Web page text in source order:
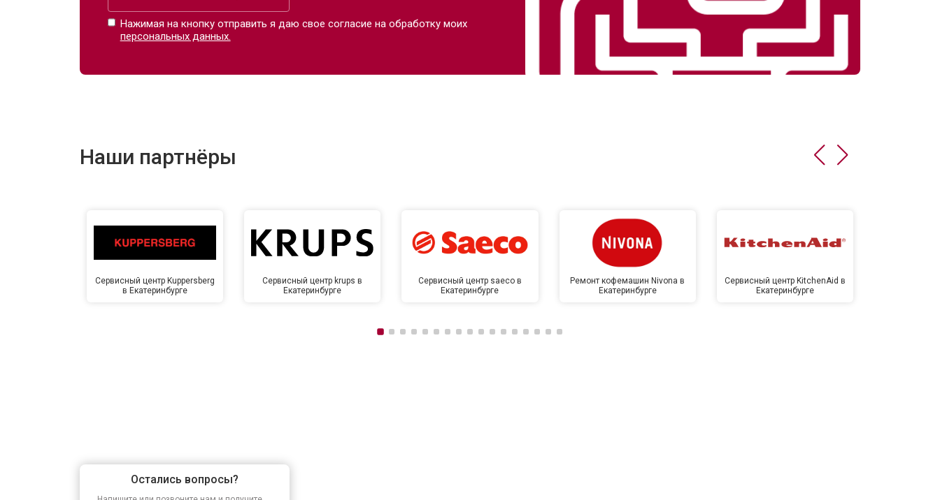
Нажимая на кнопку отправить я даю свое согласие на обработку моих
персональных данных.
Наши партнёры
Сервисный центр Kuppersberg
в Екатеринбурге
Сервисный центр krups в
Екатеринбурге
Сервисный центр saeco в
Екатеринбурге
Ремонт кофемашин Nivona в
Екатеринбурге
Сервисный центр KitchenAid в
Екатеринбурге
Остались вопросы?